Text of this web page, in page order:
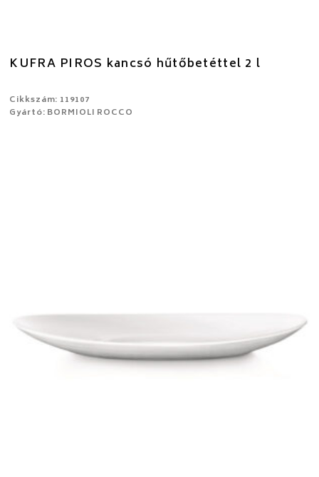
KUFRA PIROS kancsó hűtőbetéttel 2 l
Cikkszám: 119107
Gyártó: BORMIOLI ROCCO